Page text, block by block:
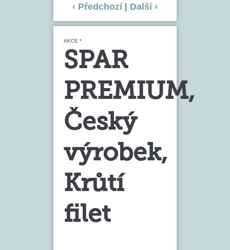
‹ Předchozí Další ›
AKCE *
SPAR
PREMIUM,
Český
výrobek,
Krůtí
filet